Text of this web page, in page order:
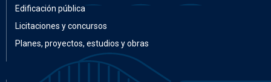
Edificación pública
Licitaciones y concursos
Planes, proyectos, estudios y obras